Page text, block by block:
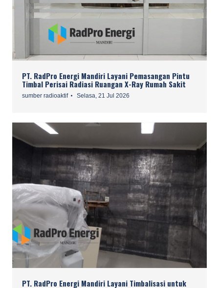
PT. RadPro Energi Mandiri Layani Pemasangan Pintu
Timbal Perisai Radiasi Ruangan X-Ray Rumah Sakit
sumber radioaktif Selasa, 21 Jul 2026
PT. RadPro Energi Mandiri Layani Timbalisasi untuk